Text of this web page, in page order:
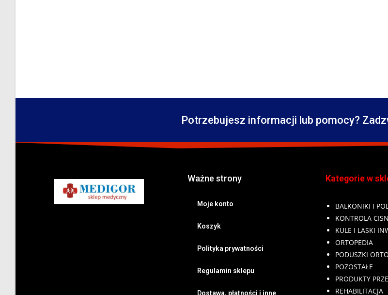
Potrzebujesz informacji lub pomocy?
Ważne strony
Moje konto
Koszyk
Polityka prywatności
Regulamin sklepu
Dostawa, płatności i inne
Kategorie w
BALKONIKI I
KONTROLA
KULE I LASKI
ORTOPEDIA
PODUSZKI
POZOSTAŁE
PRODUKTY
REHABILITACJA